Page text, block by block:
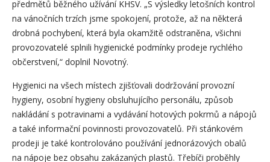
předmětů běžného užívání KHSV. „S výsledky letošních kontrol
na vánočních trzích jsme spokojení, protože, až na některá
drobná pochybení, která byla okamžitě odstraněna, všichni
provozovatelé splnili hygienické podmínky prodeje rychlého
občerstvení,“ doplnil Novotný.
Hygienici na všech místech zjišťovali dodržování provozní
hygieny, osobní hygieny obsluhujícího personálu, způsob
nakládání s potravinami a vydávání hotových pokrmů a nápojů
a také informační povinnosti provozovatelů. Při stánkovém
prodeji je také kontrolováno používání jednorázových obalů
na nápoje bez obsahu zakázaných plastů. Třebíči proběhly